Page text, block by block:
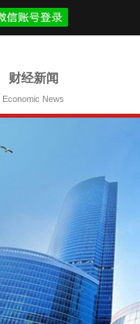
财经新闻
Economic News